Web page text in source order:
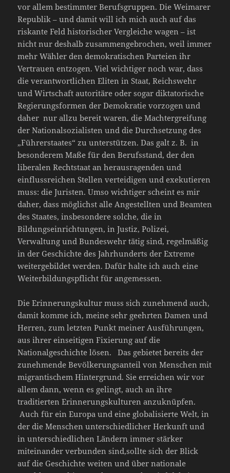
vor allem bestimmter Berufsgruppen. Die Weimarer
Republik – und damit will ich mich auch auf das
riskante Feld historischer Vergleiche wagen – ist
nicht nur deshalb zusammengebrochen, weil immer
mehr Wähler den demokratischen Parteien ihr
Vertrauen entzogen. Viel wichtiger noch war, dass
die verantwortlichen Eliten in Staat, Reichswehr
und Wirtschaft autoritäre oder sogar diktatorische
Regierungsformen der Demokratie vorzogen und
daher nur allzu bereit waren, die Machtergreifung
der Nationalsozialisten und die Durchsetzung des
„Führerstaates“ zu unterstützen. Das galt z. B. in
besonderem Maße für den Berufsstand, der den
liberalen Rechtstaat an herausragenden und
einflussreichen Stellen verteidigen und exekutieren
muss: die Juristen. Umso wichtiger scheint es mir
daher, dass möglichst alle Angestellten und Beamten
des Staates, insbesondere solche, die in
Bildungseinrichtungen, in Justiz, Polizei,
Verwaltung und Bundeswehr tätig sind, regelmäßig
in der Geschichte des Jahrhunderts der Extreme
weitergebildet werden. Dafür halte ich auch eine
Weiterbildungspflicht für angemessen.
Die Erinnerungskultur muss sich zunehmend auch,
damit komme ich, meine sehr geehrten Damen und
Herren, zum letzten Punkt meiner Ausführungen,
aus ihrer einseitigen Fixierung auf die
Nationalgeschichte lösen. Das gebietet bereits der
zunehmende Bevölkerungsanteil von Menschen mit
migrantischem Hintergrund. Sie erreichen wir vor
allem dann, wenn es gelingt, auch an ihre
traditierten Erinnerungskulturen anzuknüpfen.
Auch für ein Europa und eine globalisierte Welt, in
der die Menschen unterschiedlicher Herkunft und
in unterschiedlichen Ländern immer stärker
miteinander verbunden sind,sollte sich der Blick
auf die Geschichte weiten und über nationale